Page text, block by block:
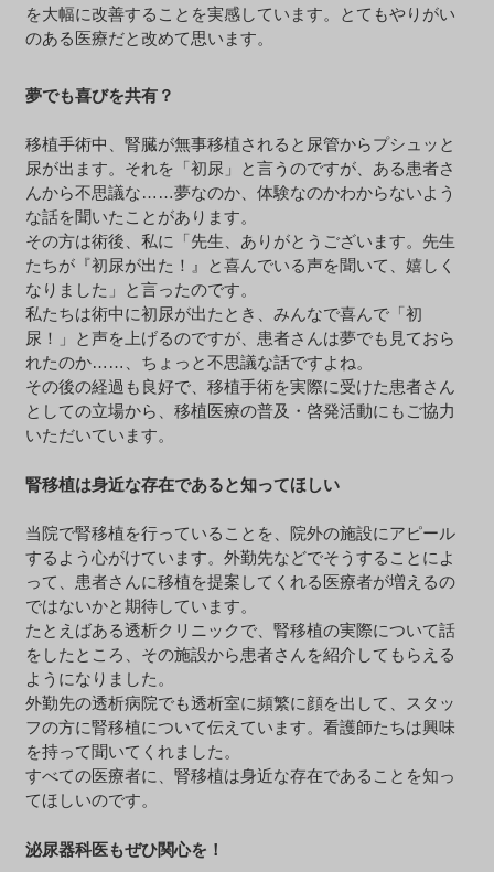
を大幅に改善することを実感しています。とてもやりがい
のある医療だと改めて思います。
夢でも喜びを共有？
移植手術中、腎臓が無事移植されると尿管からプシュッと
尿が出ます。それを「初尿」と言うのですが、ある患者さ
んから不思議な……夢なのか、体験なのかわからないよう
な話を聞いたことがあります。
その方は術後、私に「先生、ありがとうございます。先生
たちが『初尿が出た！』と喜んでいる声を聞いて、嬉しく
なりました」と言ったのです。
私たちは術中に初尿が出たとき、みんなで喜んで「初
尿！」と声を上げるのですが、患者さんは夢でも見ておら
れたのか……、ちょっと不思議な話ですよね。
その後の経過も良好で、移植手術を実際に受けた患者さん
としての立場から、移植医療の普及・啓発活動にもご協力
いただいています。
腎移植は身近な存在であると知ってほしい
当院で腎移植を行っていることを、院外の施設にアピール
するよう心がけています。外勤先などでそうすることによ
って、患者さんに移植を提案してくれる医療者が増えるの
ではないかと期待しています。
たとえばある透析クリニックで、腎移植の実際について話
をしたところ、その施設から患者さんを紹介してもらえる
ようになりました。
外勤先の透析病院でも透析室に頻繁に顔を出して、スタッ
フの方に腎移植について伝えています。看護師たちは興味
を持って聞いてくれました。
すべての医療者に、腎移植は身近な存在であることを知っ
てほしいのです。
泌尿器科医もぜひ関心を！